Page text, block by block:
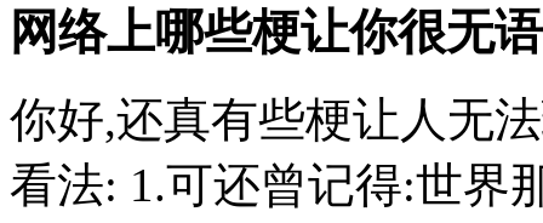
网络上哪些梗让你很无
你好,还真有些梗让人无
看法: 1.可还曾记得:世界